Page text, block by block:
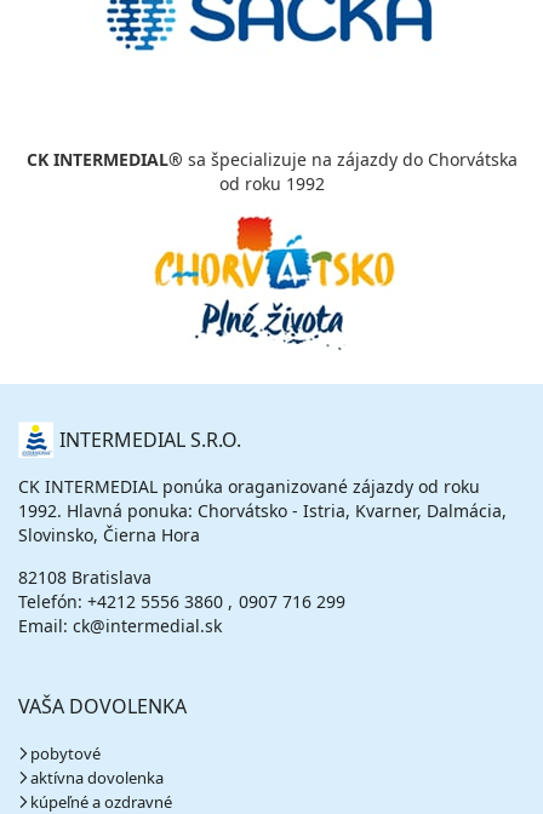
CK INTERMEDIAL® sa špecializuje na zájazdy do Chorvátska
od roku 1992
O
NÁS INTERMEDIAL S.R.O.
CK INTERMEDIAL ponúka oraganizované zájazdy od roku
1992. Hlavná ponuka: Chorvátsko - Istria, Kvarner, Dalmácia,
Slovinsko, Čierna Hora
82108 Bratislava
Telefón: +4212 5556 3860
0907 716 299
Email: ck@intermedial.sk
VAŠA DOVOLENKA
pobytové
aktívna dovolenka
kúpeľné a ozdravné